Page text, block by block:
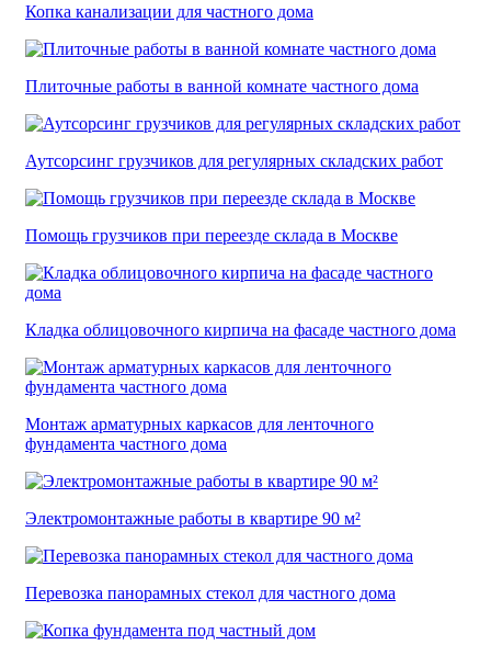
Копка канализации для частного дома
Плиточные работы в ванной комнате частного дома
Аутсорсинг грузчиков для регулярных складских работ
Помощь грузчиков при переезде склада в Москве
Кладка облицовочного кирпича на фасаде частного дома
Монтаж арматурных каркасов для ленточного
фундамента частного дома
Электромонтажные работы в квартире 90 м²
Перевозка панорамных стекол для частного дома